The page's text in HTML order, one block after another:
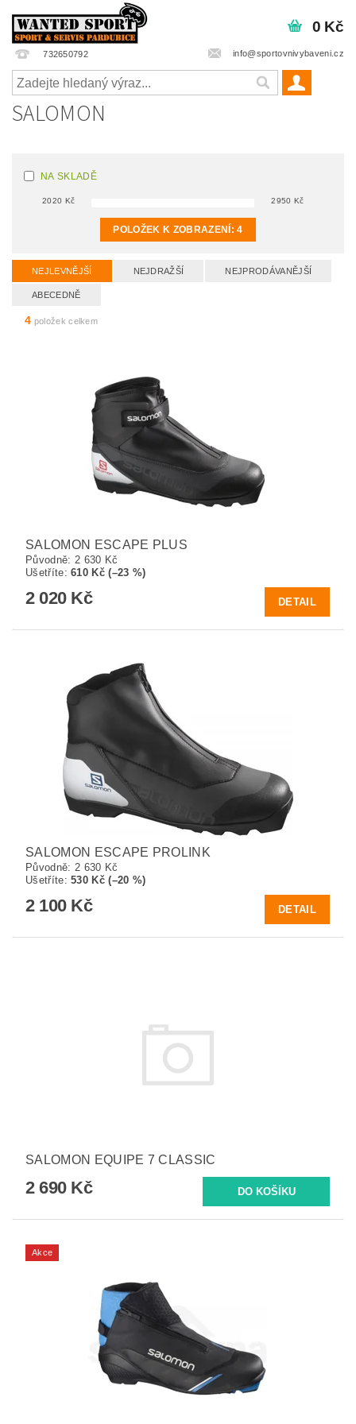
732650792 info@sportovnivybaveni.cz
0 Kč
SALOMON
NA SKLADĚ
2020 Kč 2950 Kč
POLOŽEK K ZOBRAZENÍ:4
NEJLEVNĚJŠÍ NEJDRAŽŠÍ NEJPRODÁVANĚJŠÍ
ABECEDNĚ
4 položek celkem
SALOMON ESCAPE PLUS
Původně: 2 630 Kč
Ušetříte:610 Kč (–23 %)
2 020 Kč DETAIL
SALOMON ESCAPE PROLINK
Původně: 2 630 Kč
Ušetříte:530 Kč (–20 %)
2 100 Kč DETAIL
SALOMON EQUIPE 7 CLASSIC
2 690 Kč
Akce